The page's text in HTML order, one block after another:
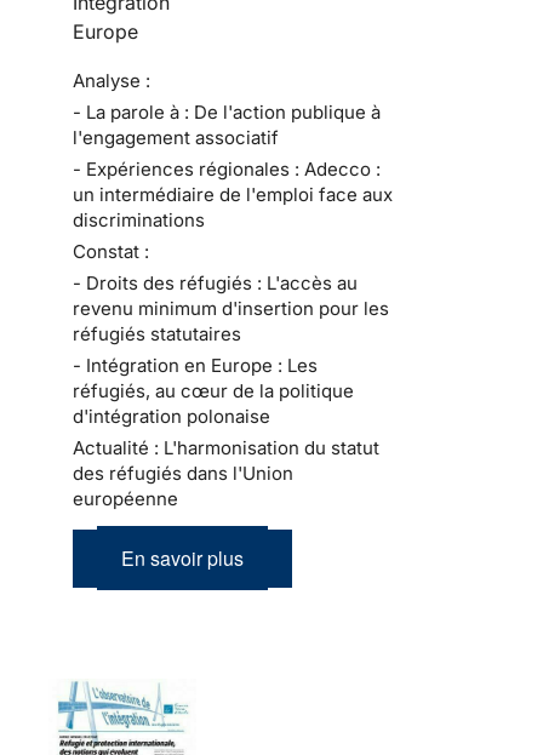
Europe
Analyse :
- La parole à : De l'action publique à
l'engagement associatif
- Expériences régionales : Adecco :
un intermédiaire de l'emploi face aux
discriminations
Constat :
- Droits des réfugiés : L'accès au
revenu minimum d'insertion pour les
réfugiés statutaires
- Intégration en Europe : Les
réfugiés, au cœur de la politique
d'intégration polonaise
Actualité : L'harmonisation du statut
des réfugiés dans l'Union
européenne
En savoir plus